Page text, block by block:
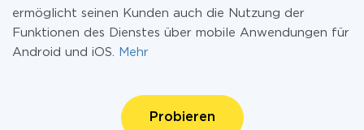
ermöglicht seinen Kunden auch die Nutzung der
Funktionen des Dienstes über mobile Anwendungen für
Android und iOS.
Mehr
Probieren